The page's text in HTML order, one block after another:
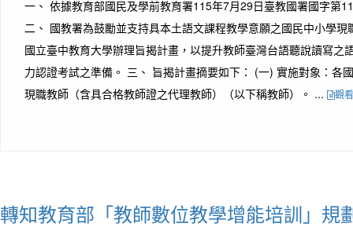
一、 依據教育部國民及學前教育署115年7月29日臺教國署國字第
二、 國教署為鼓勵並支持具本土語文課程教學意願之國民中小學
國立臺中教育大學辦理旨揭計畫，以提升教師臺灣台語聽說讀寫之
力認證考試之準備。 三、 旨揭計畫摘要如下： (一) 實施對象：各
現職教師（含具合格教師證之代理教師）（以下稱教師）。 ...
觀
轉知教育部「教師數位教學增能培訓」規